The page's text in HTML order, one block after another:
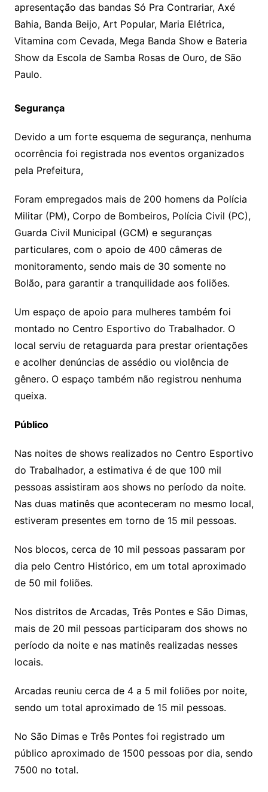
apresentação das bandas Só Pra Contrariar, Axé
Bahia, Banda Beijo, Art Popular, Maria Elétrica,
Vitamina com Cevada, Mega Banda Show e Bateria
Show da Escola de Samba Rosas de Ouro, de São
Paulo.
Segurança
Devido a um forte esquema de segurança, nenhuma
ocorrência foi registrada nos eventos organizados
pela Prefeitura,
Foram empregados mais de 200 homens da Polícia
Militar (PM), Corpo de Bombeiros, Polícia Civil (PC),
Guarda Civil Municipal (GCM) e seguranças
particulares, com o apoio de 400 câmeras de
monitoramento, sendo mais de 30 somente no
Bolão, para garantir a tranquilidade aos foliões.
Um espaço de apoio para mulheres também foi
montado no Centro Esportivo do Trabalhador. O
local serviu de retaguarda para prestar orientações
e acolher denúncias de assédio ou violência de
gênero. O espaço também não registrou nenhuma
queixa.
Público
Nas noites de shows realizados no Centro Esportivo
do Trabalhador, a estimativa é de que 100 mil
pessoas assistiram aos shows no período da noite.
Nas duas matinês que aconteceram no mesmo local,
estiveram presentes em torno de 15 mil pessoas.
Nos blocos, cerca de 10 mil pessoas passaram por
dia pelo Centro Histórico, em um total aproximado
de 50 mil foliões.
Nos distritos de Arcadas, Três Pontes e São Dimas,
mais de 20 mil pessoas participaram dos shows no
período da noite e nas matinês realizadas nesses
locais.
Arcadas reuniu cerca de 4 a 5 mil foliões por noite,
sendo um total aproximado de 15 mil pessoas.
No São Dimas e Três Pontes foi registrado um
público aproximado de 1500 pessoas por dia, sendo
7500 no total.